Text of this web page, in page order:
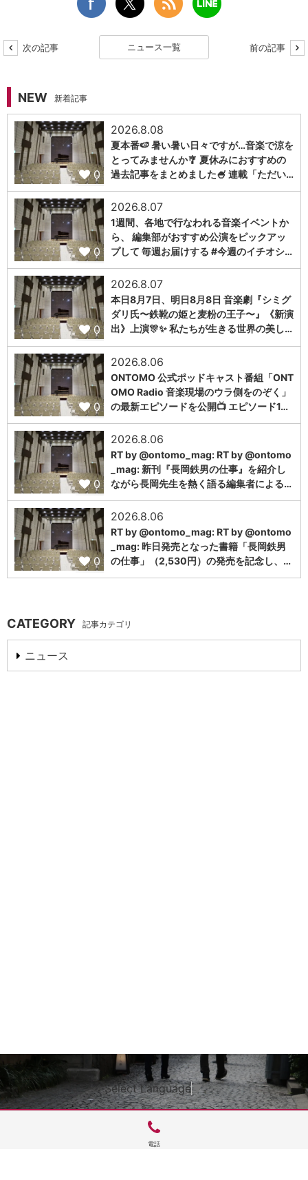
次の記事 ニュース一覧 前の記事
NEW 新着記事
0
2026.8.08
夏本番🍉 暑い暑い日々ですが…音楽で涼を
とってみませんか🎐 夏休みにおすすめの
過去記事をまとめました🍧 連載「ただい…
0
2026.8.07
1週間、各地で行なわれる音楽イベントか
ら、 編集部がおすすめ公演をピックアッ
プして 毎週お届けする #今週のイチオシ…
0
2026.8.07
本日8月7日、明日8月8日 音楽劇『シミグ
ダリ氏〜鉄靴の姫と麦粉の王子〜』《新演
出》上演🎊✨ 私たちが生きる世界の美し…
0
2026.8.06
ONTOMO 公式ポッドキャスト番組「ONT
OMO Radio 音楽現場のウラ側をのぞく」
の最新エピソードを公開📺 エピソード1…
0
2026.8.06
RT by @ontomo_mag: RT by @ontomo
_mag: 新刊『長岡鉄男の仕事』を紹介し
ながら長岡先生を熱く語る編集者による…
0
2026.8.06
RT by @ontomo_mag: RT by @ontomo
_mag: 昨日発売となった書籍「長岡鉄男
の仕事」（2,530円）の発売を記念し、…
CATEGORY 記事カテゴリ
ニュース
Select Language▼
電話